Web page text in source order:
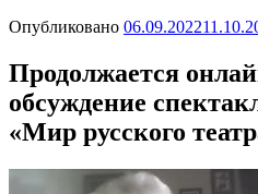
Опубликовано 06.09.2022
Продолжается
обсуждение
«Мир русского